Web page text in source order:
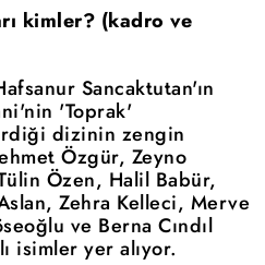
kimler? (kadro ve
Sancaktutan'ın
'Toprak'
dizinin zengin
Özgür, Zeyno
Özen, Halil Babür,
Zehra Kelleci, Merve
ve Berna Cındıl
isimler yer alıyor.